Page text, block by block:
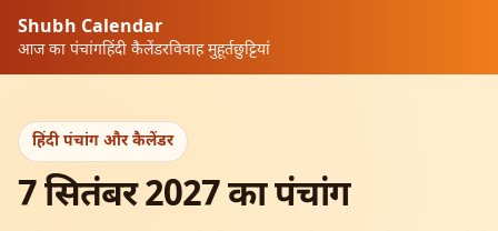
Shubh Calendar
आज का पंचांगहिंदी कैलेंडरविवाह मुहूर्तछुट्टियां
हिंदी पंचांग और कैलेंडर
7 सितंबर 2027 का पंचांग